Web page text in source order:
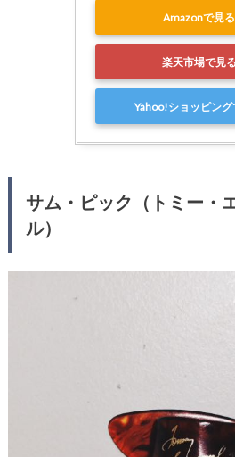
Amazonで見る
楽天市場で見る
Yahoo!ショッピング
サム・ピック（トミー・
ル）